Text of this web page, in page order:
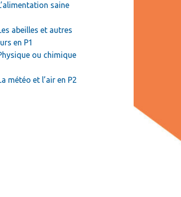
saine
abeilles et autres
en P1
ou chimique
météo et l’air en P2